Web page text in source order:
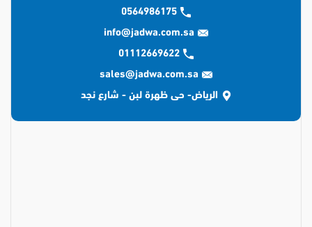
0564986175
info@jadwa.com.sa
01112669622
sales@jadwa.com.sa
الرياض- حى ظهرة لبن - شارع نجد